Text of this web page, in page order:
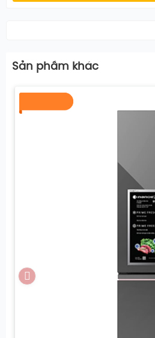
Trải nghiệm các
Mỗi chi tiết công nghệ trên
Sản phầm khác